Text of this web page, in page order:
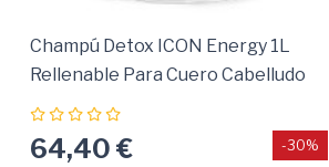
Champú Detox ICON Energy 1L
Rellenable Para Cuero Cabelludo
Graso
64,40 € -30%